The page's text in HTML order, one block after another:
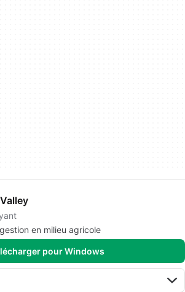
en milieu agricole
pour Windows